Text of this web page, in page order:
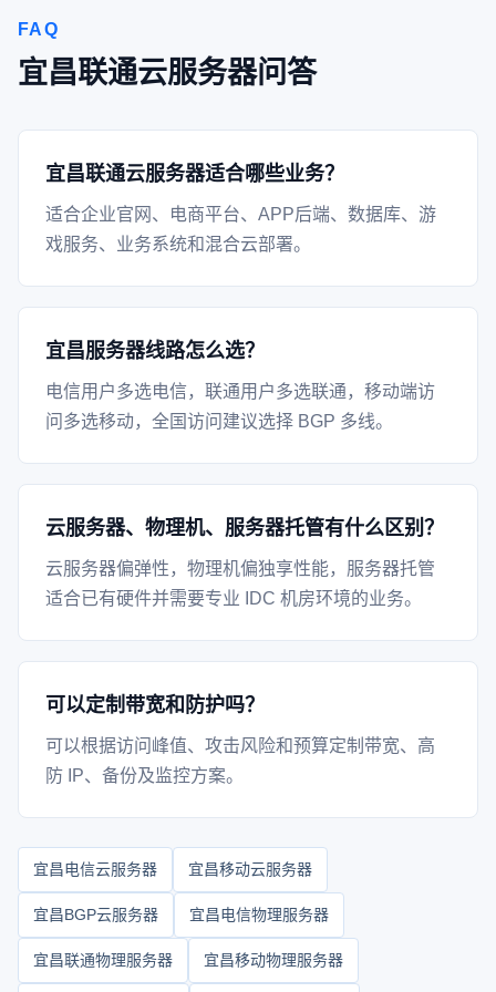
FAQ
宜昌联通云服务器问答
宜昌联通云服务器适合哪些业务？
适合企业官网、电商平台、APP后端、数据库、游
戏服务、业务系统和混合云部署。
宜昌服务器线路怎么选？
电信用户多选电信，联通用户多选联通，移动端访
问多选移动，全国访问建议选择 BGP 多线。
云服务器、物理机、服务器托管有什么区别？
云服务器偏弹性，物理机偏独享性能，服务器托管
适合已有硬件并需要专业 IDC 机房环境的业务。
可以定制带宽和防护吗？
可以根据访问峰值、攻击风险和预算定制带宽、高
防 IP、备份及监控方案。
宜昌电信云服务器 宜昌移动云服务器
宜昌BGP云服务器 宜昌电信物理服务器
宜昌联通物理服务器 宜昌移动物理服务器